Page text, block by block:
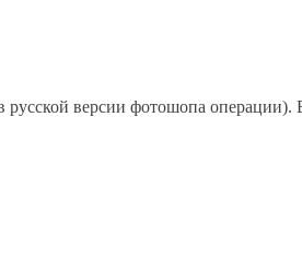
русской версии фотошопа операции).